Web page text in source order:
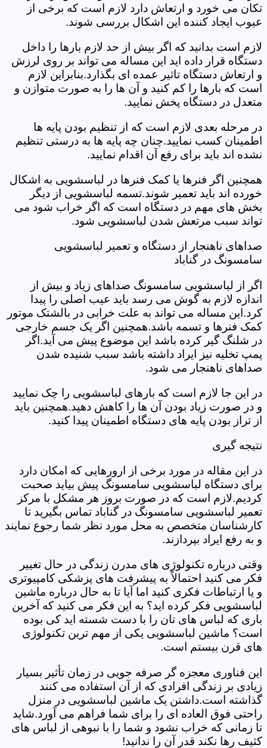
تکان می خورد و ارتعاش دارد لازم است که برخی از
عیوب ایجاد کننده این اشکال بررسی شوند.
لازم است بدانید که اگر بیش از حد لازم بارها را داخل
دستگاه قرار داده اید این مساله می تواند بر روی لرزش
و ارتعاش دستگاه تاثیر عمده ای بگذارد.بنابراین لازم
است که بارها را کم کنید و آن ها را به صورت متوازن و
متعدل در دستگاه پخش نمایید.
در مرحله بعدی لازم است که از تنظیم بودن پایه ها
اطمینان کسب نمایید.چنان چه پایه ها به درستی تنظیم
نشده اند باید برای رفع آن اقدام نمایید.
همچنین اگر فنرها یا کمک فنرها در لباسشویی به اشکال
خورده اند باید تعمیر شوند.تسمه لباسشویی از دیگر
بخش های مهم در دستگاه است که اگر خراب شود می
تواند سبب مرتعش شدن لباسشویی شود.
صداهای ناهنجار از دستگاه و تعمیر لباسشویی
سامسونگ در گناباد
اگر از لباسشویی سامسونگ صداهای زیاد و بیش از
اندازه لازم به گوش می رسد باید عیب اصلی را پیدا
کرد.این مساله می تواند به علت خرابی در بالشتک موتور
کمک فنرها و تسمه باشد.همچنین اگر یک جسم خارجی
در شلنگ گیر کرده باشد این موضوع پیش می آید.اگر
پمپ تخلیه نیز ایراد داشته باشد سبب شنیده شدن
صداهای ناهنجار می شود.
در این جا لازم است که بارهای لباسشویی را چک نمایید
و در صورت زیاد بودن آن ها را کاهش دهید.همچنین باید
از تراز بودن پایه های دستگاه اطمینان پیدا کنید.
نتیجه گیری
در این مقاله در مورد برخی از ارورهایی که امکان دارد
برای دستگاه لباسشویی سامسونگ پیش بیاید صحبت
کردیم.لازم است که در صورت بروز هر مشکل با مرکز
تعمیر لباسشویی سامسونگ در گناباد تماس بگیرید تا
کارشناسان متخصص به محل مورد نظر شما رجوع نمایند
و به رفع ایراد بپردازند.
وقتی درباره تکنولوژی های مدرن زندگی در حال تغییر
فکر می کنید احتمالاً به پیشرفت های پزشکی کامپیوتری
و یا ارتباطات فکری کنید اما آیا تا به حال درباره ماشین
لباسشویی فکر کرده اید؟ به این فکر می کنید که آخرین
باری که لباس های تان را با دست شسته اید کی بوده
است؟ ماشین لباسشویی یکی از مهم ترین تکنولوژی
های قرن بیستم است.
این فناوری معجزه گر صرفه جویی در زمان تأثیر بسیار
زیادی بر زندگی افرادی که از آن استفاده می کنند
گذاشته است.داشتن یک ماشین لباسشویی در منزل
راحتی فوق العاده ای را برای شما فراهم می آورد.شاید
تا زمانی که خراب نشود و شما را با نبوهی از لباس های
کثیف رها نکند قدر آن را ندانید!